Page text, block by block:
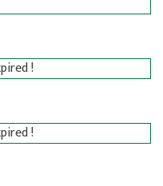
!
!